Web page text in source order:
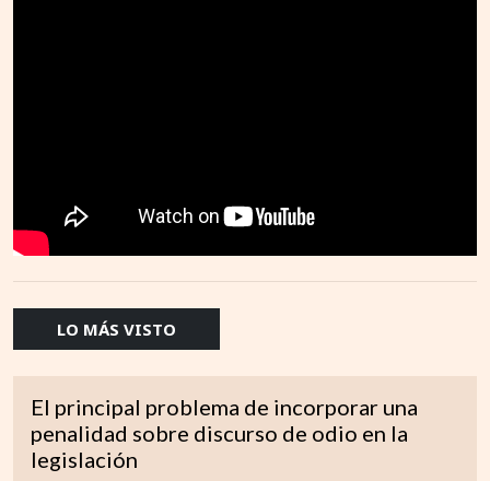
LO MÁS VISTO
El principal problema de incorporar una
penalidad sobre discurso de odio en la
legislación